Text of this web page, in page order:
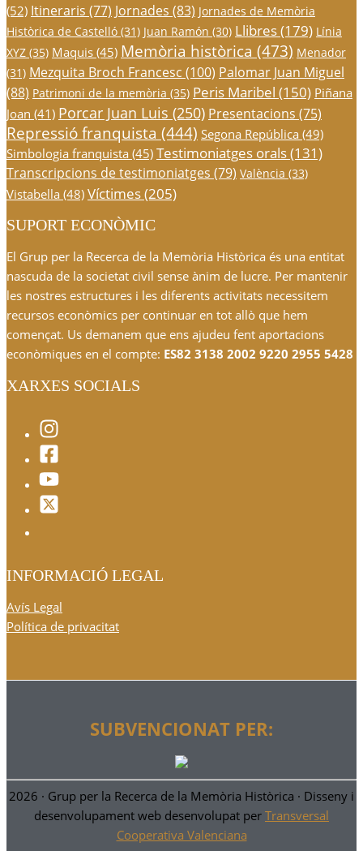
(52) Itineraris (77) Jornades (83) Jornades de Memòria
Històrica de Castelló (31) Juan Ramón (30) Llibres(179) Línia
XYZ (35) Maquis (45) Memòria històrica (473) Menador
(31) Mezquita Broch Francesc (100) Palomar Juan Miguel
(88) Patrimoni de la memòria (35) Peris Maribel (150) Piñana
Joan (41) Porcar Juan Luis (250) Presentacions (75)
Repressió franquista (444) Segona República (49)
Simbologia franquista (45) Testimoniatges orals(131)
Transcripcions de testimoniatges (79) València (33)
Vistabella (48) Víctimes(205)
SUPORT ECONÒMIC
El Grup per la Recerca de la Memòria Històrica és una entitat
nascuda de la societat civil sense ànim de lucre. Per mantenir
les nostres estructures i les diferents activitats necessitem
recursos econòmics per continuar en tot allò que hem
començat. Us demanem que ens ajudeu fent aportacions
econòmiques en el compte: ES82 3138 2002 9220 2955 5428
XARXES SOCIALS
INFORMACIÓ LEGAL
Avís Legal
Política de privacitat
SUBVENCIONAT PER:
2026 · Grup per la Recerca de la Memòria Històrica · Disseny i
desenvolupament web desenvolupat per Transversal
Cooperativa Valenciana